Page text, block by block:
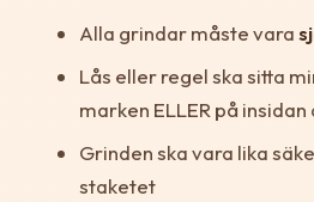
Alla grindar måste vara
Lås eller regel ska sitta
marken ELLER på
Grinden ska vara lika
staketet